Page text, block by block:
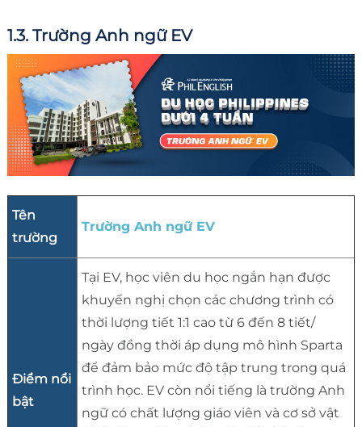
1.3. Trường Anh ngữ EV
Tên
trường
Trường Anh ngữ EV
Điểm nổi
bật
Tại EV, học viên du học ngắn hạn được
khuyến nghị chọn các chương trình có
thời lượng tiết 1:1 cao từ 6 đến 8 tiết/
ngày đồng thời áp dụng mô hình Sparta
để đảm bảo mức độ tập trung trong quá
trình học. EV còn nổi tiếng là trường Anh
ngữ có chất lượng giáo viên và cơ sở vật